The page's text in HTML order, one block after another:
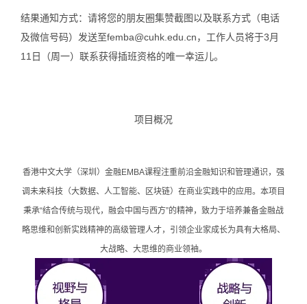
结果通知方式：请将您的朋友圈集赞截图以及联系方式（电话
及微信号码）发送至femba@cuhk.edu.cn，工作人员将于3月
11日（周一）联系获得插班资格的唯一幸运儿。
项目概况
香港中文大学（深圳）金融EMBA课程注重前沿金融知识和管理通识，强
调未来科技（大数据、人工智能、区块链）在商业实践中的应用。本项目
秉承“结合传统与现代，融会中国与西方”的精神，致力于培养兼备金融战
略思维和创新实践精神的高级管理人才，引领企业家成长为具有大格局、
大战略、大思维的商业领袖。